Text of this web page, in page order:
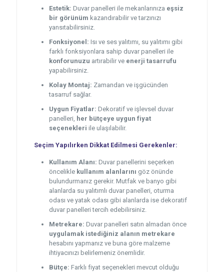
Estetik: Duvar panelleri ile mekanlarınıza eşsiz
bir görünüm kazandırabilir ve tarzınızı
yansıtabilirsiniz.
Fonksiyonel: Isı ve ses yalıtımı, su yalıtımı gibi
farklı fonksiyonlara sahip duvar panelleri ile
konforunuzu artırabilir ve enerji tasarrufu
yapabilirsiniz.
Kolay Montaj: Zamandan ve işgücünden
tasarruf sağlar.
Uygun Fiyatlar: Dekoratif ve işlevsel duvar
panelleri,
her bütçeye uygun fiyat
seçenekleri ile ulaşılabilir.
Seçim Yapılırken Dikkat Edilmesi Gerekenler:
Kullanım Alanı: Duvar panellerini seçerken
öncelikle kullanım alanlarını göz önünde
bulundurmanız gerekir. Mutfak ve banyo gibi
alanlarda su yalıtımlı duvar panelleri, oturma
odası ve yatak odası gibi alanlarda ise dekoratif
duvar panelleri tercih edebilirsiniz.
Metrekare: Duvar panelleri satın almadan önce
uygulamak istediğiniz alanın metrekare
hesabını yapmanız ve buna göre malzeme
ihtiyacınızı belirlemeniz önemlidir.
Bütçe: Farklı fiyat seçenekleri mevcut olduğu